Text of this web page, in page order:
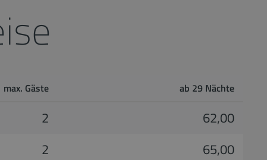
max. Gäste ab 29 Nächte
2
62,00
2
65,00